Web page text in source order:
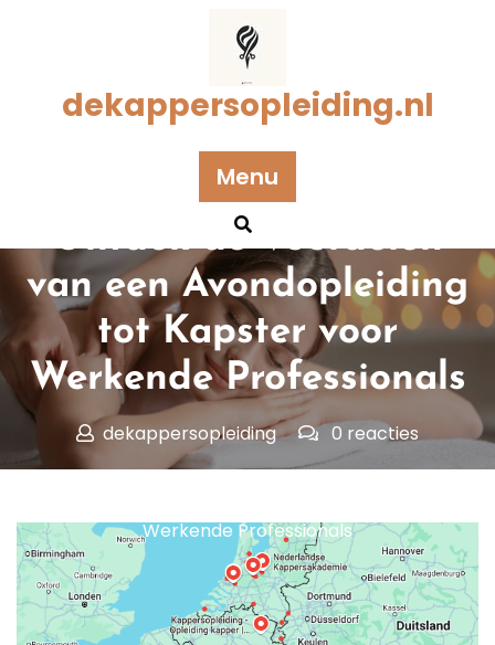
dekappersopleiding.nl
Menu
Geplaatst op 24 april 2025
Ontdek de Voordelen
van een Avondopleiding
tot Kapster voor
Werkende Professionals
dekappersopleiding
0 reacties
dekappersopleiding.nl>>kapper>> Ontdek de
Werkende Professionals